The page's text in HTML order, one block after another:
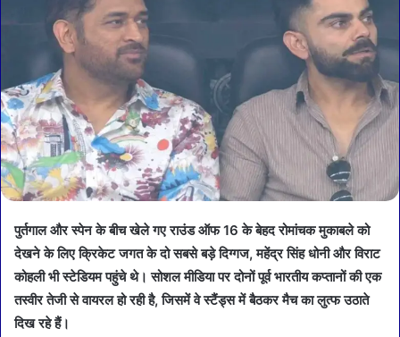
पुर्तगाल और स्पेन के बीच खेले गए राउंड ऑफ 16 के बेहद रोमांचक मुकाबले को
देखने के लिए क्रिकेट जगत के दो सबसे बड़े दिग्गज, महेंद्र सिंह धोनी और विराट
कोहली भी स्टेडियम पहुंचे थे। सोशल मीडिया पर दोनों पूर्व भारतीय कप्तानों की एक
तस्वीर तेजी से वायरल हो रही है, जिसमें वे स्टैंड्स में बैठकर मैच का लुत्फ उठाते
दिख रहे हैं।